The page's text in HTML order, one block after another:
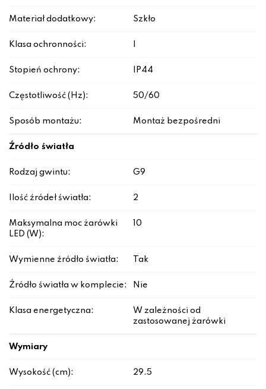
Materiał dodatkowy: Szkło
Klasa ochronności:
Stopień ochrony: IP44
Częstotliwość (Hz): 50/60
Sposób montażu: Montaż bezpośredni
Źródło światła
Rodzaj gwintu: G9
Ilość źródeł światła: 2
Maksymalna moc żarówki
LED (W):
10
Wymienne źródło światła: Tak
Źródło światła w komplecie: Nie
Klasa energetyczna:
W zależności od
zastosowanej żarówki
Wymiary
Wysokość (cm): 29.5